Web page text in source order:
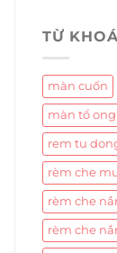
TỪ KHOÁ
màn cuốn
màn tổ ong
rem tu
rèm che
rèm che
rèm che